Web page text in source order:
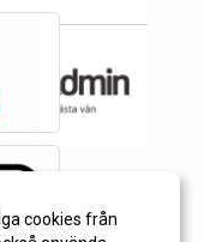
cookies från